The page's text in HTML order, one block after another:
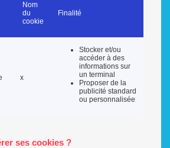
Nom
du
cookie
Finalité
x
Stocker et/ou
accéder à des
informations sur
un terminal
Proposer de la
publicité standard
ou personnalisée
ses cookies ?